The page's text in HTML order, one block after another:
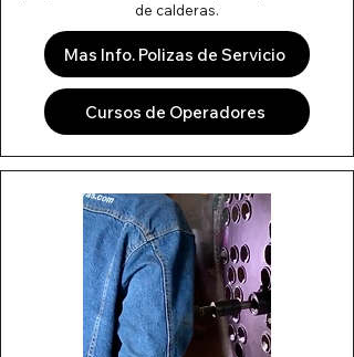
de calderas.
Mas Info. Polizas de Servicio
Cursos de Operadores